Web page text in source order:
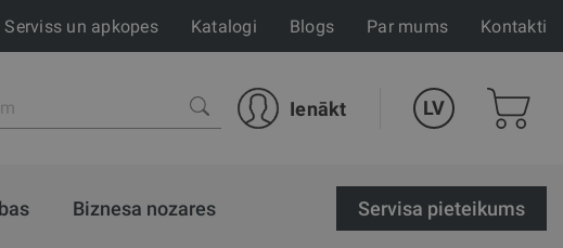
Serviss un apkopes Katalogi Blogs Par mums Kontakti
Ienākt LV
Biznesa nozares Servisa pieteikums